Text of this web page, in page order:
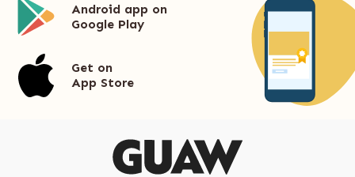
Android app on
Google Play
Get on
App Store